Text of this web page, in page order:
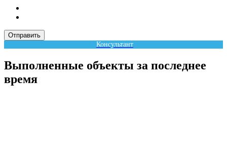
Отправить
Консультант
Выполненные объекты за последнее
время